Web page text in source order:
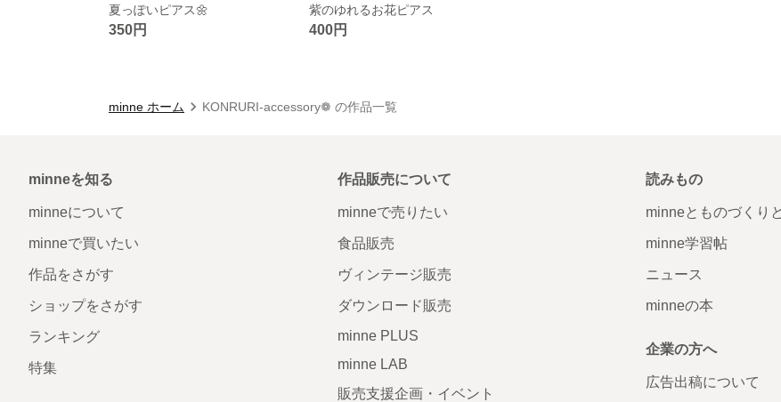
夏っぽいピアス🌼
350円
紫のゆれるお花ピアス
400円
minne ホーム KONRURI-accessory❁ の作品一覧
minneを知る
minneについて
minneで買いたい
作品をさがす
ショップをさがす
ランキング
特集
作品販売について
minneで売りたい
食品販売
ヴィンテージ販売
ダウンロード販売
minne PLUS
minne LAB
販売支援企画・イベント
読みもの
minneとものづくりと
minne学習帖
ニュース
minneの本
企業の方へ
広告出稿について